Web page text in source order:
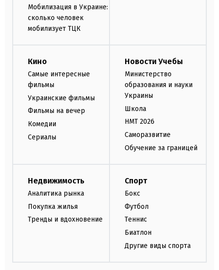
Мобилизация в Украине:
сколько человек
мобилизует ТЦК
Кино
Самые интересные
фильмы
Украинские фильмы
Фильмы на вечер
Комедии
Сериалы
Новости Учебы
Министерство
образования и науки
Украины
Школа
НМТ 2026
Саморазвитие
Обучение за границей
Недвижимость
Аналитика рынка
Покупка жилья
Тренды и вдохновение
Спорт
Бокс
Футбол
Теннис
Биатлон
Другие виды спорта